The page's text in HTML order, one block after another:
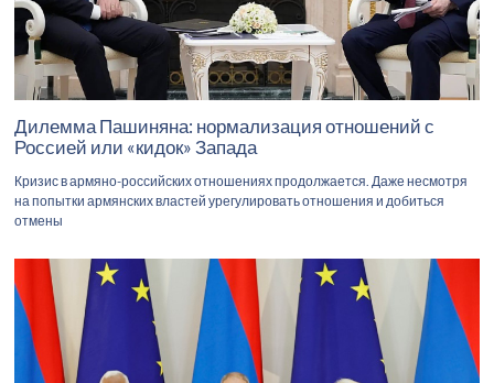
Дилемма Пашиняна: нормализация отношений с
Россией или «кидок» Запада
Кризис в армяно-российских отношениях продолжается. Даже несмотря
на попытки армянских властей урегулировать отношения и добиться
отмены